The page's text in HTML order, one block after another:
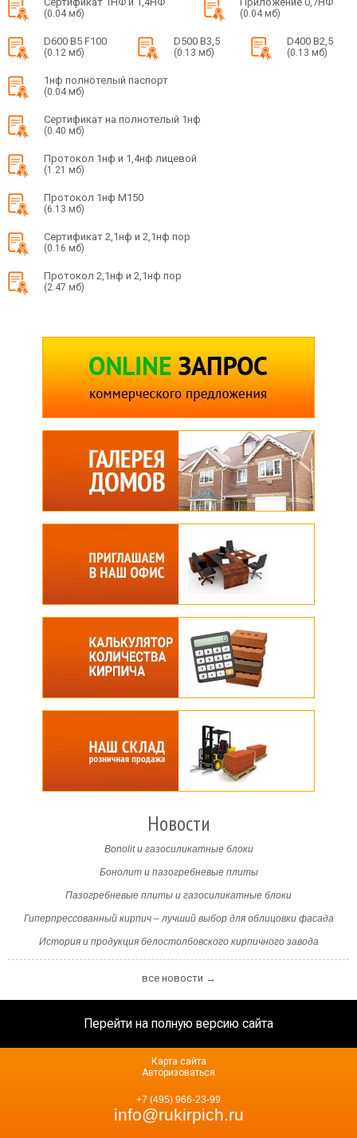
(0.04 мб) (0.04 мб)
D600 B5 F100
(0.12 мб)
D500 B3,5
(0.13 мб)
D400 B2,5
(0.13 мб)
1нф полнотелый паспорт
(0.04 мб)
Сертификат на полнотелый 1нф
(0.40 мб)
Протокол 1нф и 1,4нф лицевой
(1.21 мб)
Протокол 1нф М150
(6.13 мб)
Сертификат 2,1нф и 2,1нф пор
(0.16 мб)
Протокол 2,1нф и 2,1нф пор
(2.47 мб)
Новости
Bonolit и газосиликатные блоки
Бонолит и пазогребневые плиты
Пазогребневые плиты и газосиликатные блоки
Гиперпрессованный кирпич – лучший выбор для облицовки фасада
История и продукция белостолбовского кирпичного завода
все новости →
Перейти на полную версию сайта
+7 (495) 966-23-99
info@rukirpich.ru
Карта сайта
Авторизоваться